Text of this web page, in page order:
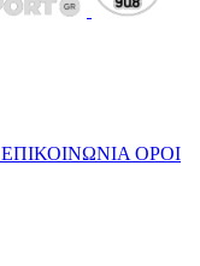
ΕΠΙΚΟΙΝΩΝΙΑ ΟΡΟΙ